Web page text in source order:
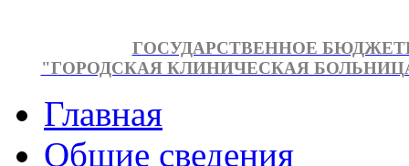
ГОСУДАРСТВЕННОЕ
"ГОРОДСКАЯ КЛИНИЧЕСКАЯ
Главная
Общие сведения